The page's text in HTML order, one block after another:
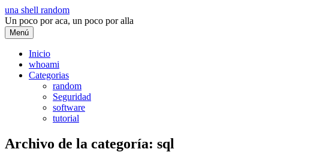
Saltar
al
contenido
una shell random
Un poco por aca, un poco por alla
Menú
Inicio
whoami
Categorias
random
Seguridad
software
tutorial
Archivo de la categoría: sql